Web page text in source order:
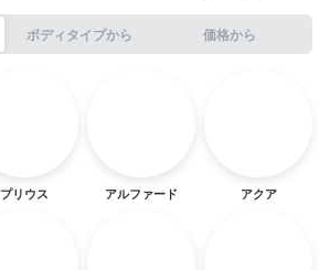
ボディタイプから 価格から
プリウス アルファード アクア